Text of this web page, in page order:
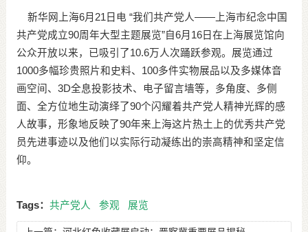
新华网上海6月21日电 “我们共产党人——上海市纪念中国
共产党成立90周年大型主题展览”自6月16日在上海展览馆向
公众开放以来，已吸引了10.6万人次踊跃参观。展览通过
1000多幅珍贵照片和史料、100多件实物展品以及多媒体音
画空间、3D全息投影技术、电子留言墙等，多角度、多侧
面、全方位地生动演绎了90个闪耀着共产党人精神光辉的感
人故事，形象地反映了90年来上海这片热土上的优秀共产党
员先进事迹以及他们以实际行动凝练出的崇高精神和坚定信
仰。
Tags： 共产党人 参观 展览